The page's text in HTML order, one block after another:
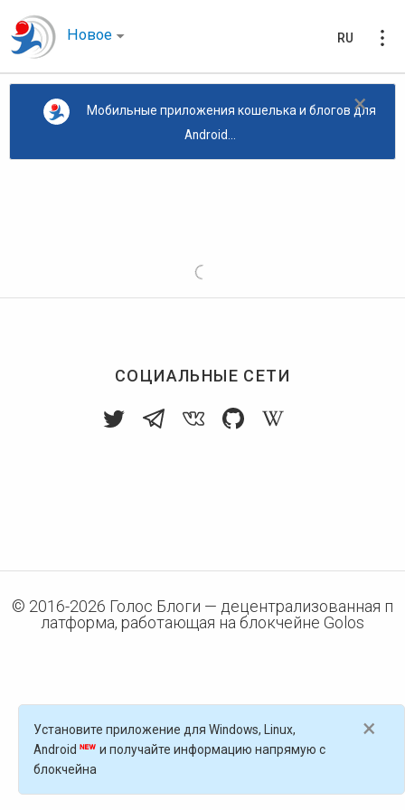
Новое RU
×
Мобильные приложения кошелька и блогов для
Android...
СОЦИАЛЬНЫЕ СЕТИ
© 2016-2026 Голос Блоги — децентрализованная п
латформа, работающая на блокчейне Golos
×
Установите приложение для Windows, Linux,
Android
и получайте информацию напрямую с
блокчейна